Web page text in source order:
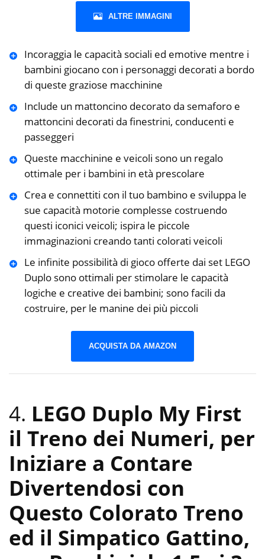
ALTRE IMMAGINI
Incoraggia le capacità sociali ed emotive mentre i
bambini giocano con i personaggi decorati a bordo
di queste graziose macchinine
Include un mattoncino decorato da semaforo e
mattoncini decorati da finestrini, conducenti e
passeggeri
Queste macchinine e veicoli sono un regalo
ottimale per i bambini in età prescolare
Crea e connettiti con il tuo bambino e sviluppa le
sue capacità motorie complesse costruendo
questi iconici veicoli; ispira le piccole
immaginazioni creando tanti colorati veicoli
Le infinite possibilità di gioco offerte dai set LEGO
Duplo sono ottimali per stimolare le capacità
logiche e creative dei bambini; sono facili da
costruire, per le manine dei più piccoli
ACQUISTA DA AMAZON
4. LEGO Duplo My First
il Treno dei Numeri, per
Iniziare a Contare
Divertendosi con
Questo Colorato Treno
ed il Simpatico Gattino,